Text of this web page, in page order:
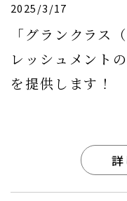
2025/3/17
「グランクラス
レッシュメント
を提供します！